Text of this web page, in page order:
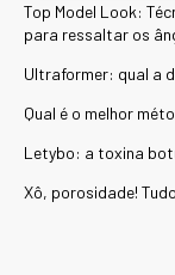
Top Model Look:
para ressaltar os
Ultraformer: qual a
Qual é o melhor
Letybo: a toxina
Xô, porosidade!